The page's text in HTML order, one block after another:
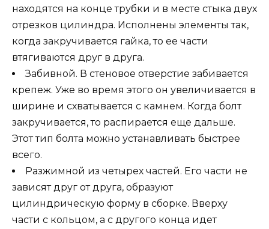
находятся на конце трубки и в месте стыка двух
отрезков цилиндра. Исполнены элементы так,
когда закручивается гайка, то ее части
втягиваются друг в друга.
Забивной. В стеновое отверстие забивается
крепеж. Уже во время этого он увеличивается в
ширине и схватывается с камнем. Когда болт
закручивается, то распирается еще дальше.
Этот тип болта можно устанавливать быстрее
всего.
Разжимной из четырех частей. Его части не
зависят друг от друга, образуют
цилиндрическую форму в сборке. Вверху
части с кольцом, а с другого конца идет